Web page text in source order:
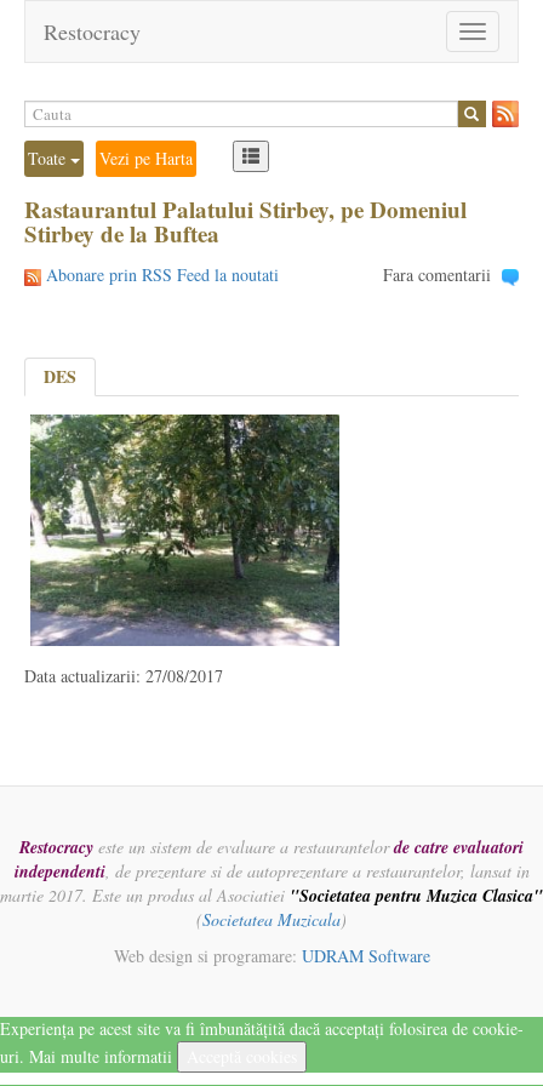
Toggle
navigation
Restocracy
Toate Vezi pe Harta
Rastaurantul Palatului Stirbey, pe Domeniul
Stirbey de la Buftea
Abonare prin RSS Feed la noutati Fara comentarii
DES
Data actualizarii: 27/08/2017
Restocracy este un sistem de evaluare a restaurantelorde catre evaluatori
independenti, de prezentare si de autoprezentare a restaurantelor, lansat in
martie 2017. Este un produs al Asociatiei "Societatea pentru Muzica Clasica"
(Societatea Muzicala)
Web design si programare: UDRAM Software
Experiența pe acest site va fi îmbunătățită dacă acceptați folosirea de cookie-
uri. Mai multe informatii